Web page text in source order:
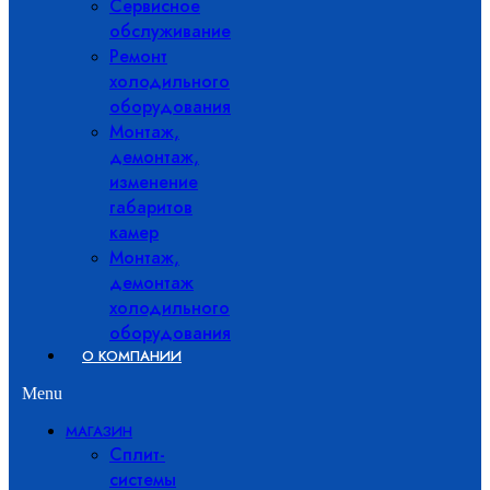
Сервисное
обслуживание
Ремонт
холодильного
оборудования
Монтаж,
демонтаж,
изменение
габаритов
камер
Монтаж,
демонтаж
холодильного
оборудования
О КОМПАНИИ
Menu
МАГАЗИН
Сплит-
системы